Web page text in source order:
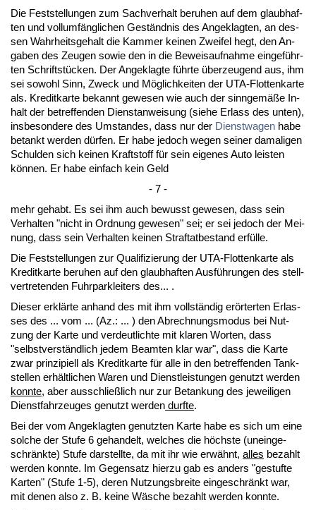
Die Fest­stel­lun­gen zum Sach­ver­halt be­ru­hen auf dem glaub­haf­
ten und voll­umfäng­li­chen Geständ­nis des An­ge­klag­ten, an des­
sen Wahr­heits­ge­halt die Kam­mer kei­nen Zwei­fel hegt, den An­
ga­ben des Zeu­gen so­wie den in die Be­weis­auf­nah­me ein­geführ­
ten Schriftstücken. Der An­ge­klag­te führ­te über­zeu­gend aus, ihm
sei so­wohl Sinn, Zweck und Möglich­kei­ten der UTA-Flot­ten­kar­te
als. Kre­dit­kar­te be­kannt ge­we­sen wie auch der sinn­gemäße In­
halt der be­tref­fen­den Dienst­an­wei­sung (sie­he Er­lass des un­ten),
ins­be­son­de­re des Um­stan­des, dass nur der Dienst­wa­gen ha­be
be­tankt wer­den dürfen. Er ha­be je­doch we­gen sei­ner da­ma­li­gen
Schul­den sich kei­nen Kraft­stoff für sein ei­ge­nes Au­to leis­ten
können. Er ha­be ein­fach kein Geld
- 7 -
mehr ge­habt. Es sei ihm auch be­wusst ge­we­sen, dass sein
Ver­hal­ten "nicht in Ord­nung ge­we­sen" sei; er sei je­doch der Mei­
nung, dass sein Ver­hal­ten kei­nen Straf­tat­be­stand erfülle.
Die Fest­stel­lun­gen zur Qua­li­fi­zie­rung der UTA-Flot­ten­kar­te als
Kre­dit­kar­te be­ru­hen auf den glaub­haf­ten Ausführun­gen des stell­
ver­tre­ten­den Fuhr­park­lei­ters des... .
Die­ser erklärte an­hand des mit ihm vollständig erörter­ten Er­las­
ses des ... vom ... (Az.: ... ) den Ab­rech­nungs­mo­dus bei Nut­
zung der Kar­te und ver­deut­lich­te mit kla­ren Wor­ten, dass
"selbst­verständ­lich je­dem Be­am­ten klar war", dass die Kar­te
zwar prin­zi­pi­ell als Kre­dit­kar­te für al­le in den be­tref­fen­den Tank­
stel­len erhält­li­chen Wa­ren und Dienst­leis­tun­gen ge­nutzt wer­den
konn­te, aber aus­sch­ließlich nur zur Be­tan­kung des je­wei­li­gen
Dienst­fahr­zeu­ges ge­nutzt wer­den durf­te.
Bei der vom An­ge­klag­ten ge­nutz­ten Kar­te ha­be es sich um ei­ne
sol­che der Stu­fe 6 ge­han­delt, wel­ches die höchs­te (un­ein­ge­
schränk­te) Stu­fe dar­stell­te, da mit ihr wie erwähnt, al­les be­zahlt
wer­den konn­te. Im Ge­gen­satz hier­zu gab es an­ders "ge­stuf­te
Kar­ten" (Stu­fe 1-5), de­ren Nut­zungs­brei­te ein­ge­schränkt war,
mit de­nen al­so z. B. kei­ne Wäsche be­zahlt wer­den konn­te.